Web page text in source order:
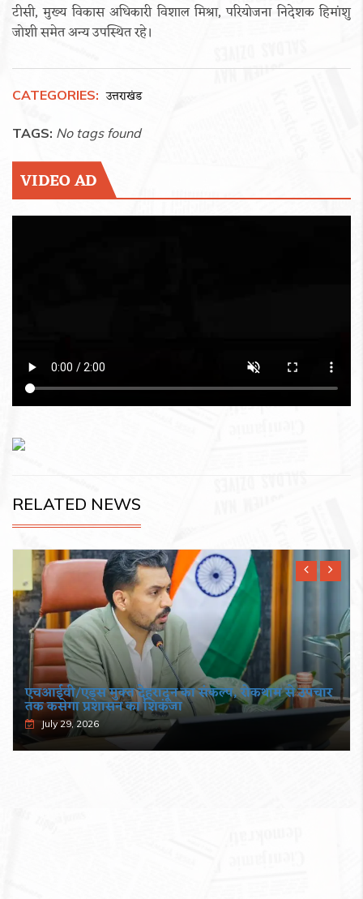
टीसी, मुख्य विकास अधिकारी विशाल मिश्रा, परियोजना निदेशक हिमांशु
जोशी समेत अन्य उपस्थित रहे।
CATEGORIES: उत्तराखंड
TAGS: No tags found
VIDEO AD
RELATED NEWS
एचआईवी/एड्स मुक्त देहरादून का संकल्प, रोकथाम से उपचार
तक कसेगा प्रशासन का शिकंजा
July 29, 2026